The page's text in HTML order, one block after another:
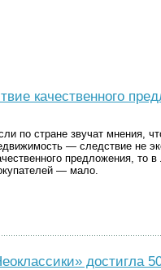
качественного
по стране звучат мнения,
— следствие не
предложения, то
— мало.
достигла